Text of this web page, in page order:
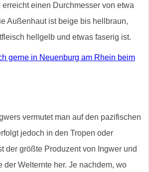
einen Durchmesser von etwa
Außenhaut ist beige bis hellbraun,
hellgelb und etwas faserig ist.
gerne in Neuenburg am Rhein beim
vermutet man auf den pazifischen
jedoch in den Tropen oder
der größte Produzent von Ingwer und
der Welternte her. Je nachdem, wo